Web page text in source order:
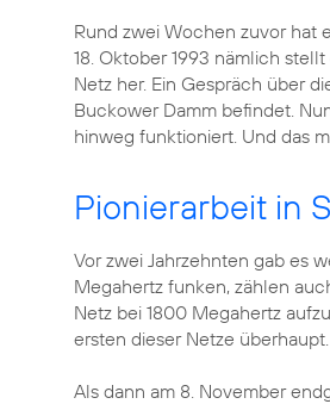
Rund zwei Wochen zuvor hat
18. Oktober 1993 nämlich
Netz her. Ein Gespräch über
Buckower Damm befindet.
hinweg funktioniert. Und das
Pionierarbeit in
Vor zwei Jahrzehnten gab es
Megahertz funken, zählen
Netz bei 1800 Megahertz
ersten dieser Netze überhaupt.
Als dann am 8. November